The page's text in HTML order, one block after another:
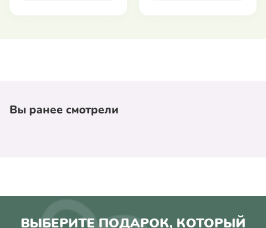
Вы ранее смотрели
ВЫБЕРИТЕ ПОДАРОК, КОТОРЫЙ